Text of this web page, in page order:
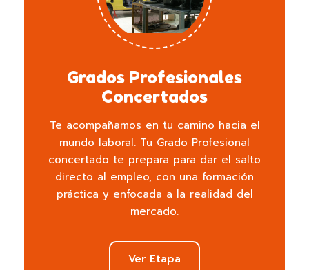
Grados Profesionales
Concertados
Te acompañamos en tu camino hacia el
mundo laboral. Tu Grado Profesional
concertado te prepara para dar el salto
directo al empleo, con una formación
práctica y enfocada a la realidad del
mercado.
Ver Etapa